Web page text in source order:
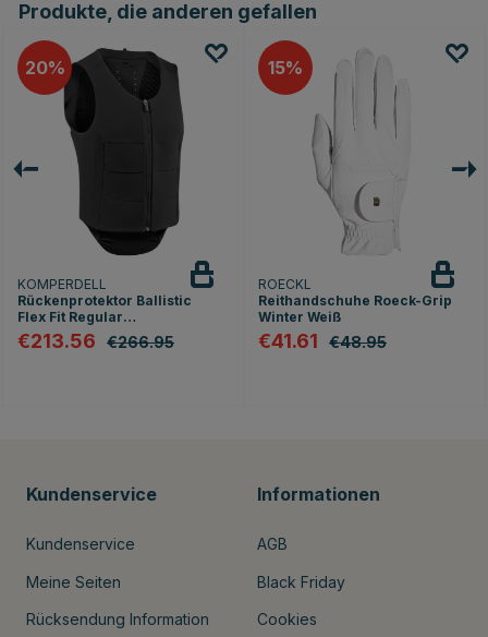
Produkte, die anderen gefallen
20
KOMPERDELL
Rückenprotektor Ballistic
Flex Fit Regular
Schwarz/Silber
€213.56 €266.95
15
ROECKL
Reithandschuhe Roeck-Grip
Winter Weiß
€41.61 €48.95
Kundenservice
Kundenservice
Meine Seiten
Rücksendung Information
Informationen
AGB
Black Friday
Cookies